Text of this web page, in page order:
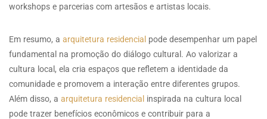
workshops e parcerias com artesãos e artistas locais.
Em resumo, a arquitetura residencial pode desempenhar um papel
fundamental na promoção do diálogo cultural. Ao valorizar a
cultura local, ela cria espaços que refletem a identidade da
comunidade e promovem a interação entre diferentes grupos.
Além disso, a arquitetura residencial inspirada na cultura local
pode trazer benefícios econômicos e contribuir para a